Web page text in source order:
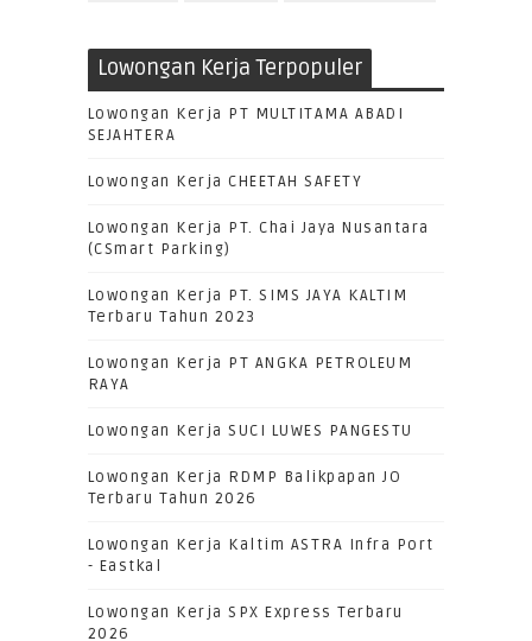
Lowongan Kerja Terpopuler
Lowongan Kerja PT MULTITAMA ABADI
SEJAHTERA
Lowongan Kerja CHEETAH SAFETY
Lowongan Kerja PT. Chai Jaya Nusantara
(CSmart Parking)
Lowongan Kerja PT. SIMS JAYA KALTIM
Terbaru Tahun 2023
Lowongan Kerja PT ANGKA PETROLEUM
RAYA
Lowongan Kerja SUCI LUWES PANGESTU
Lowongan Kerja RDMP Balikpapan JO
Terbaru Tahun 2026
Lowongan Kerja Kaltim ASTRA Infra Port
- Eastkal
Lowongan Kerja SPX Express Terbaru
2026